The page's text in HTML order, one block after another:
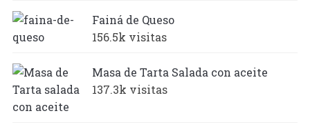
Fainá de Queso
156.5k visitas
Masa de Tarta Salada con aceite
137.3k visitas